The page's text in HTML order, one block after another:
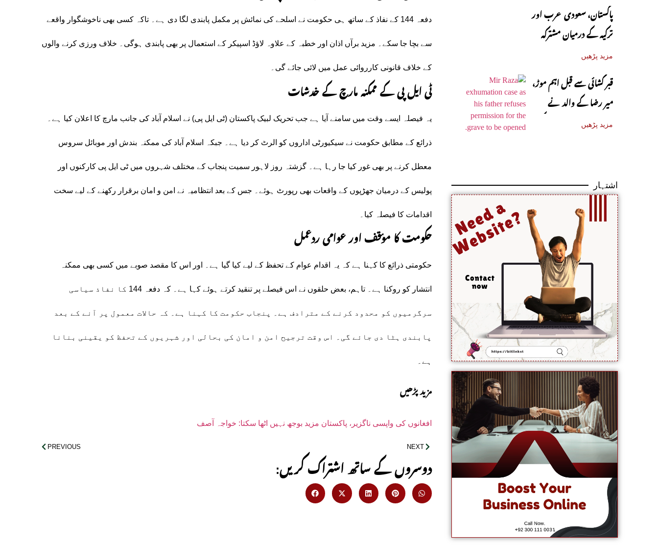
دفعہ 144 کے نفاذ کے ساتھ ہی حکومت نے اسلحے کی نمائش پر مکمل پابندی لگا دی ہے۔ تاکہ کسی بھی ناخوشگوار واقعے
سے بچا جا سکے۔ مزید برآں اذان اور خطبہ کے علاوہ لاؤڈ اسپیکر کے استعمال پر بھی پابندی ہوگی۔ خلاف ورزی کرنے والوں
کے خلاف قانونی کارروائی عمل میں لائی جائے گی۔
ٹی ایل پی کے ممکنہ مارچ کے خدشات
یہ فیصلہ ایسے وقت میں سامنے آیا ہے جب تحریک لبیک پاکستان (ٹی ایل پی) نے اسلام آباد کی جانب مارچ کا اعلان کیا ہے۔
ذرائع کے مطابق حکومت نے سیکیورٹی اداروں کو الرٹ کر دیا ہے۔ جبکہ اسلام آباد کی ممکنہ بندش اور موبائل سروس
معطل کرنے پر بھی غور کیا جا رہا ہے۔ گزشتہ روز لاہور سمیت پنجاب کے مختلف شہروں میں ٹی ایل پی کارکنوں اور
پولیس کے درمیان جھڑپوں کے واقعات بھی رپورٹ ہوئے۔ جس کے بعد انتظامیہ نے امن و امان برقرار رکھنے کے لیے سخت
اقدامات کا فیصلہ کیا۔
حکومت کا مؤقف اور عوامی ردعمل
حکومتی ذرائع کا کہنا ہے کہ یہ اقدام عوام کے تحفظ کے لیے کیا گیا ہے۔ اور اس کا مقصد صوبے میں کسی بھی ممکنہ
انتشار کو روکنا ہے۔ تاہم، بعض حلقوں نے اس فیصلے پر تنقید کرتے ہوئے کہا ہے۔ کہ دفعہ 144 کا نفاذ سیاسی
سرگرمیوں کو محدود کرنے کے مترادف ہے۔ پنجاب حکومت کا کہنا ہے۔ کہ حالات معمول پر آنے کے بعد
پابندی ہٹا دی جائے گی۔ اس وقت ترجیح امن و امان کی بحالی اور شہریوں کے تحفظ کو یقینی بنانا
ہے۔
مزید پڑھیں
افغانوں کی واپسی ناگزیر، پاکستان مزید بوجھ نہیں اٹھا سکتا: خواجہ آصف
PREVIOUS NEXT
:دوسروں کے ساتھ اشتراک کریں
پاکستان، سعودی عرب اور
ترکیہ کے درمیان مشترکہ
دفاعی معاہدہ آج متوقع
مزید پڑھیں
قبر کشائی سے قبل اہم موڑ،
میر رضا کے والد نے
اجازت دینے سے انکار کر دیا
مزید پڑھیں
اشتہار